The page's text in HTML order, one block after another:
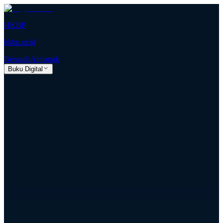
HKBP
hkbp.or.id
BerandaAlmanak
Buku Digital